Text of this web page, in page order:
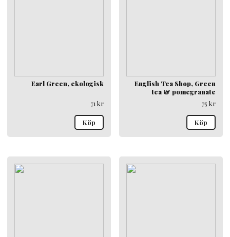
Earl Green, ekologisk
71 kr
Köp
English Tea Shop, Green
tea & pomegranate
75 kr
Köp